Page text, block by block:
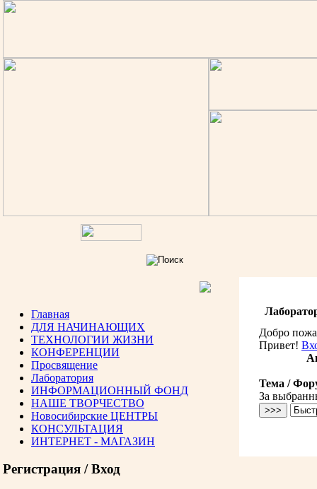
Главная
ДЛЯ НАЧИНАЮЩИХ
ТЕХНОЛОГИИ ЖИЗНИ
КОНФЕРЕНЦИИ
Просвящение
Лаборатория
ИНФОРМАЦИОННЫЙ ФОНД
НАШЕ ТВОРЧЕСТВО
Новосибирские ЦЕНТРЫ
КОНСУЛЬТАЦИЯ
ИНТЕРНЕТ - МАГАЗИН
Регистрация / Вход
Добро
Привет!
Тема /
За